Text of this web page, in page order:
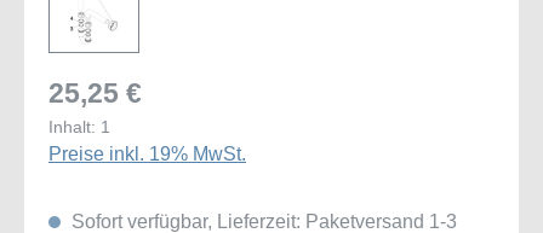
25,25 €
Inhalt: 1
Preise inkl. 19% MwSt.
Sofort verfügbar, Lieferzeit: Paketversand 1-3